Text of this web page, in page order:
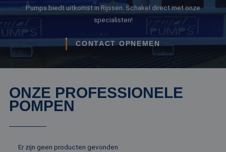
Pumps biedt uitkomst in Rijssen. Schakel direct met onze
specialisten!
CONTACT OPNEMEN
ONZE PROFESSIONELE
POMPEN
Er zijn geen producten gevonden